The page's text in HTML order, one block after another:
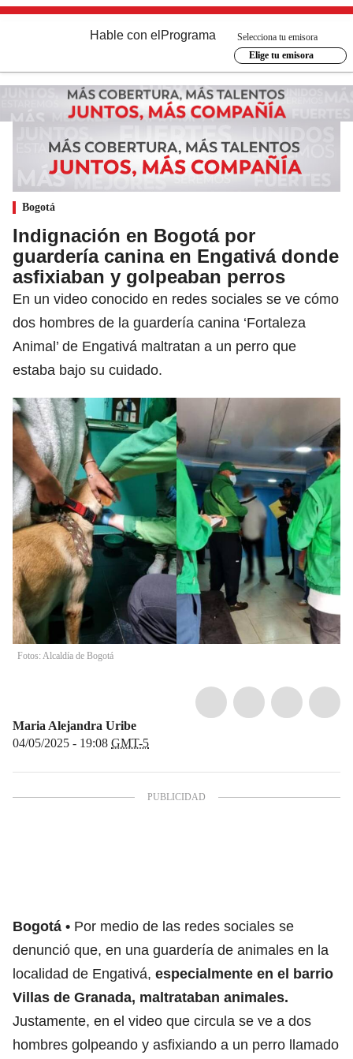
Hable con el Programa
Selecciona tu emisora
Elige tu emisora
Bogotá
Indignación en Bogotá por
guardería canina en Engativá donde
asfixiaban y golpeaban perros
En un video conocido en redes sociales se ve cómo
dos hombres de la guardería canina ‘Fortaleza
Animal’ de Engativá maltratan a un perro que
estaba bajo su cuidado.
Fotos: Alcaldía de Bogotá
Maria Alejandra Uribe
04/05/2025 - 19:08 GMT-5
Bogotá
Por medio de las redes sociales se
denunció que, en una guardería de animales en la
localidad de Engativá, especialmente en el barrio
Villas de Granada, maltrataban animales.
Justamente, en el video que circula se ve a dos
hombres golpeando y asfixiando a un perro llamado